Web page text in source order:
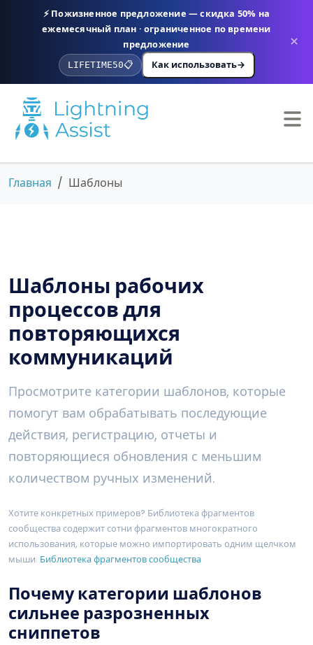
⚡ Пожизненное предложение — скидка 50% на
ежемесячный план · ограниченное по времени
предложение
LIFETIME50📋 Как использовать→
×
Главная Шаблоны
Шаблоны рабочих
процессов для
повторяющихся
коммуникаций
Просмотрите категории шаблонов, которые
помогут вам обрабатывать последующие
действия, регистрацию, отчеты и
повторяющиеся обновления с меньшим
количеством ручных изменений.
Хотите конкретных примеров? Библиотека фрагментов
сообщества содержит сотни фрагментов многократного
использования, которые можно импортировать одним щелчком
мыши. Библиотека фрагментов сообщества
Почему категории шаблонов
сильнее разрозненных
сниппетов